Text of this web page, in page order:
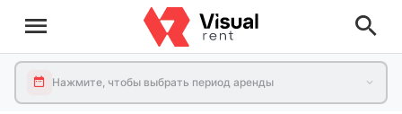
Нажмите, чтобы выбрать период аренды